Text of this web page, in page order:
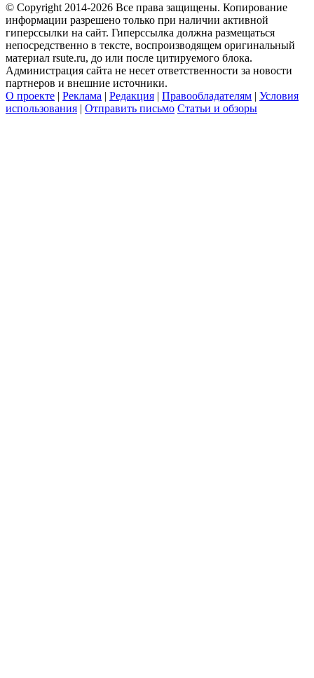
© Copyright 2014-2026 Все права защищены. Копирование
информации разрешено только при наличии активной
гиперссылки на сайт. Гиперссылка должна размещаться
непосредственно в тексте, воспроизводящем оригинальный
материал rsute.ru, до или после цитируемого блока.
Администрация сайта не несет ответственности за новости
партнеров и внешние источники.
О проекте | Реклама | Редакция | Правообладателям | Условия
использования | Отправить письмо Статьи и обзоры